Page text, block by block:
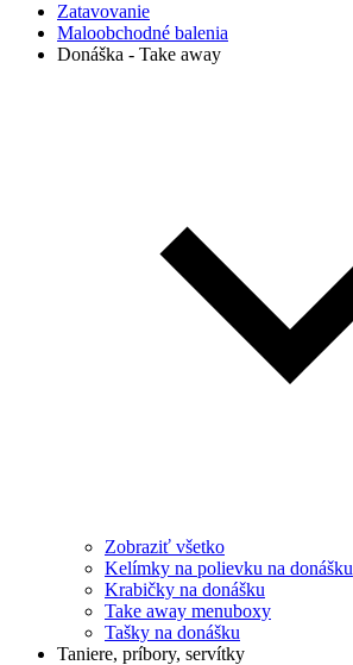
Zatavovanie
Maloobchodné balenia
Donáška - Take away
Zobraziť všetko
Kelímky na polievku na donášku
Krabičky na donášku
Take away menuboxy
Tašky na donášku
Taniere, príbory, servítky